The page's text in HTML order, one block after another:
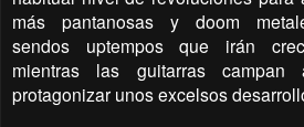
más pantanosas y doom
sendos uptempos que irán
mientras las guitarras
protagonizar unos excelsos